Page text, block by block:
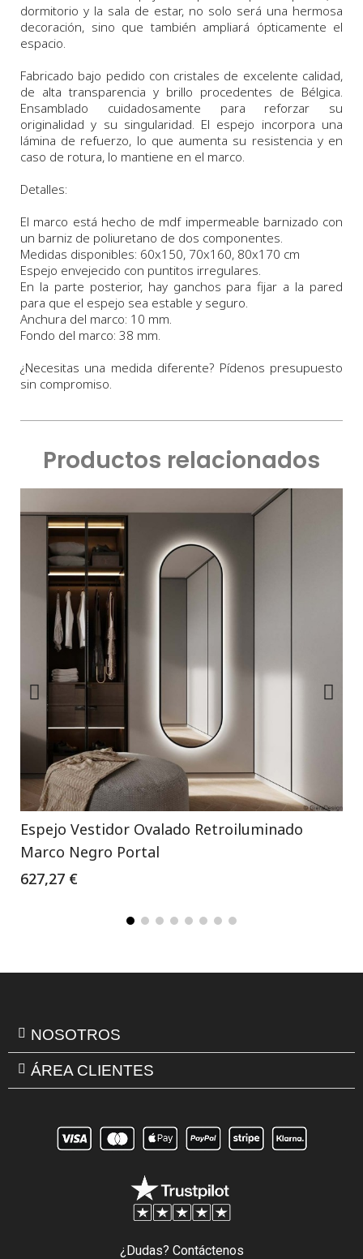
dormitorio y la sala de estar, no solo será una hermosa
decoración, sino que también ampliará ópticamente el
espacio.
Fabricado bajo pedido con cristales de excelente calidad,
de alta transparencia y brillo procedentes de Bélgica.
Ensamblado cuidadosamente para reforzar su
originalidad y su singularidad. El espejo incorpora una
lámina de refuerzo, lo que aumenta su resistencia y en
caso de rotura, lo mantiene en el marco.
Detalles:
El marco está hecho de mdf impermeable barnizado con
un barniz de poliuretano de dos componentes.
Medidas disponibles: 60x150, 70x160, 80x170 cm
Espejo envejecido con puntitos irregulares.
En la parte posterior, hay ganchos para fijar a la pared
para que el espejo sea estable y seguro.
Anchura del marco: 10 mm.
Fondo del marco: 38 mm.
¿Necesitas una medida diferente? Pídenos presupuesto
sin compromiso.
Productos relacionados
Espejo Vestidor Ovalado Retroiluminado
Marco Negro Portal
627,27 €
NOSOTROS
ÁREA CLIENTES
¿Dudas? Contáctenos